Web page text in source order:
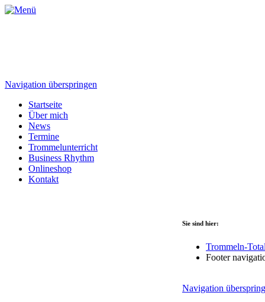
Navigation überspringen
Startseite
Über mich
News
Termine
Trommelunterricht
Business Rhythm
Onlineshop
Kontakt
Sie sind hier:
Trommeln-
Footer
Navigation